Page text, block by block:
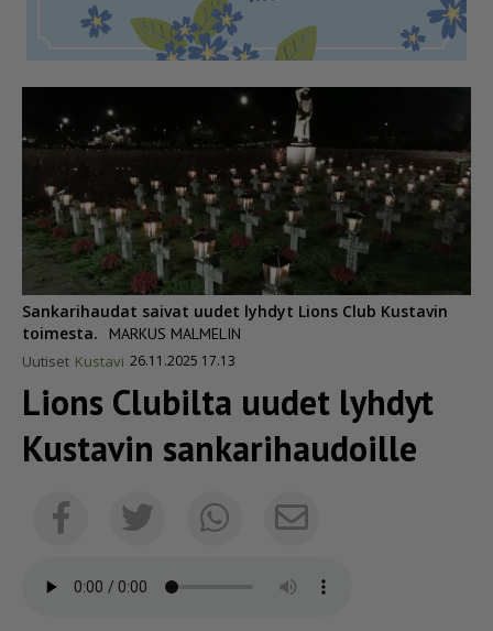
Sankarihaudat saivat uudet lyhdyt Lions Club Kustavin
toimesta.
MARKUS MALMELIN
Uutiset Kustavi 26.11.2025 17.13
Lions Clubilta uudet lyhdyt
Kustavin sanka­ri­hau­doille
FacebookTwitterWhatsappSähköposti